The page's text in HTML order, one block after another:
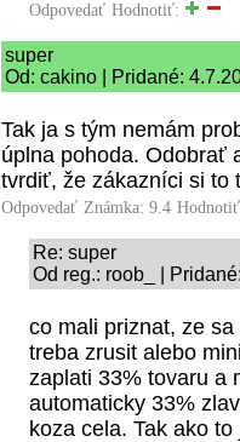
Odpovedať Hodnotiť:
super
Od: cakino | Pridané:
Tak ja s tým nemám
úplna pohoda. Odobrať
tvrdiť, že zákazníci si to
Odpovedať Známka: 9.4
Re: super
Od reg.: roob_ |
co mali priznat, ze
treba zrusit alebo
zaplati 33% tovaru a
automaticky 33%
koza cela. Tak ako